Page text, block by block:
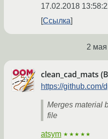
17.02.2018
Ссылка
2 мая
clean_cad_mats
https://github.com/
Merges material
file
atsym ★★★★★